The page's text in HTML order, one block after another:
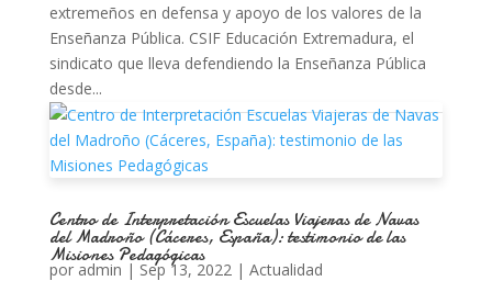
extremeños en defensa y apoyo de los valores de la
Enseñanza Pública. CSIF Educación Extremadura, el
sindicato que lleva defendiendo la Enseñanza Pública
desde...
Centro de Interpretación Escuelas Viajeras de Navas
del Madroño (Cáceres, España): testimonio de las
Misiones Pedagógicas
por admin | Sep 13, 2022| Actualidad